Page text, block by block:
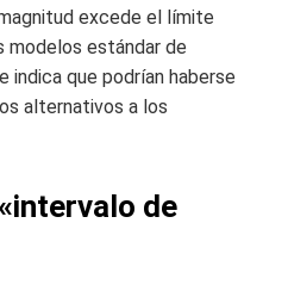
excede el límite
modelos estándar de
indica que podrían haberse
alternativos a los
de